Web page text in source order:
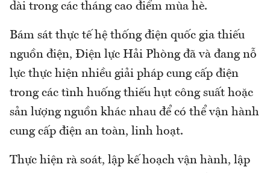
dài trong các tháng cao điểm mùa hè.
Bám sát thực tế hệ thống điện quốc gia thiếu
nguồn điện, Điện lực Hải Phòng đã và đang nỗ
lực thực hiện nhiều giải pháp cung cấp điện
trong các tình huống thiếu hụt công suất hoặc
sản lượng nguồn khác nhau để có thể vận hành
cung cấp điện an toàn, linh hoạt.
Thực hiện rà soát, lập kế hoạch vận hành, lập